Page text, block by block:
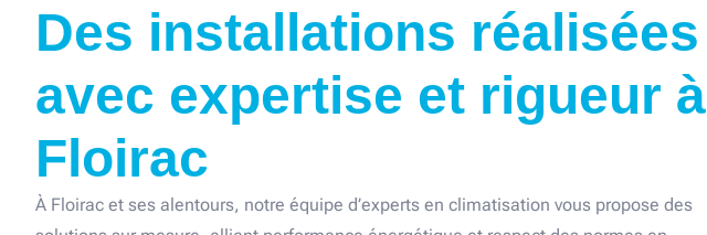
Des installations réalisées
avec expertise et rigueur à
Floirac
À Floirac et ses alentours, notre équipe d’experts en climatisation vous propose des